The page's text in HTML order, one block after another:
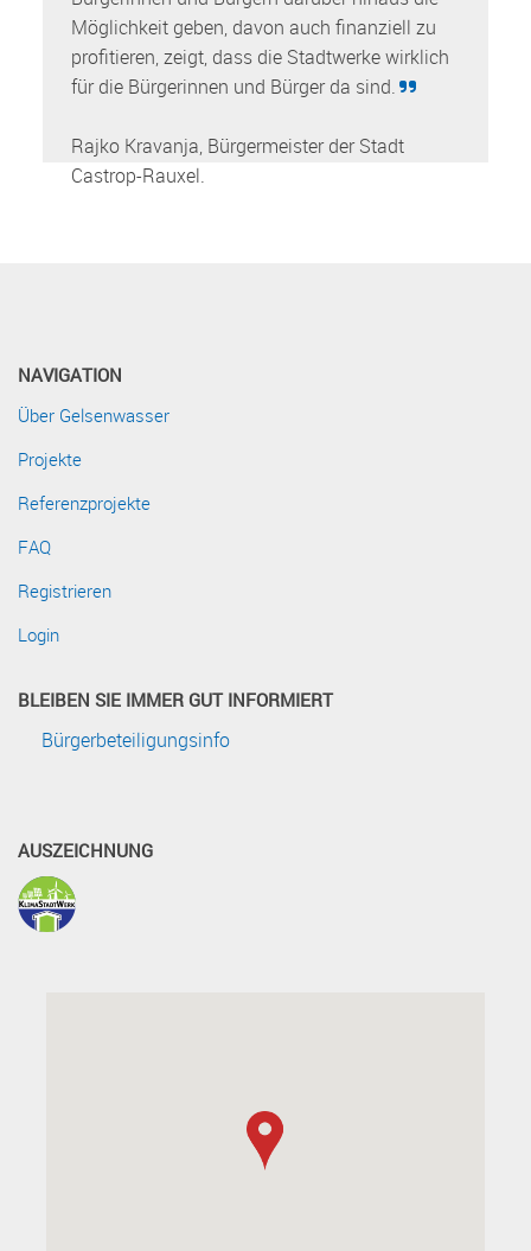
Möglichkeit geben, davon auch finanziell zu
profitieren, zeigt, dass die Stadtwerke wirklich
für die Bürgerinnen und Bürger da sind.
Rajko Kravanja, Bürgermeister der Stadt
Castrop-Rauxel.
NAVIGATION
Über Gelsenwasser
Projekte
Referenzprojekte
FAQ
Registrieren
Login
BLEIBEN SIE IMMER GUT INFORMIERT
Bürgerbeteiligungsinfo
AUSZEICHNUNG